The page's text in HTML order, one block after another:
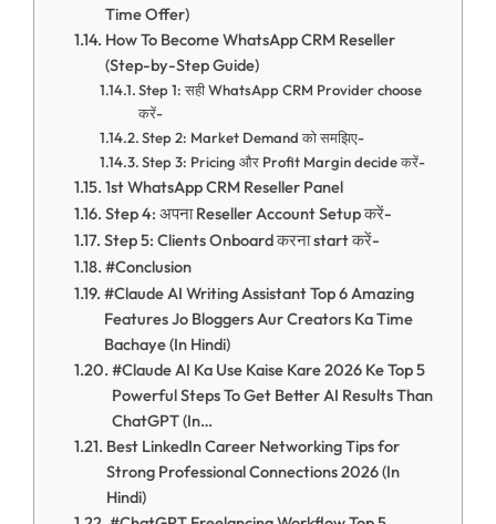
Time Offer)
How To Become WhatsApp CRM Reseller
(Step-by-Step Guide)
Step 1: सही WhatsApp CRM Provider choose
करें-
Step 2: Market Demand को समझिए-
Step 3: Pricing और Profit Margin decide करें-
1st WhatsApp CRM Reseller Panel
Step 4: अपना Reseller Account Setup करें-
Step 5: Clients Onboard करना start करें-
#Conclusion
#Claude AI Writing Assistant Top 6 Amazing
Features Jo Bloggers Aur Creators Ka Time
Bachaye (In Hindi)
#Claude AI Ka Use Kaise Kare 2026 Ke Top 5
Powerful Steps To Get Better AI Results Than
ChatGPT (In…
Best LinkedIn Career Networking Tips for
Strong Professional Connections 2026 (In
Hindi)